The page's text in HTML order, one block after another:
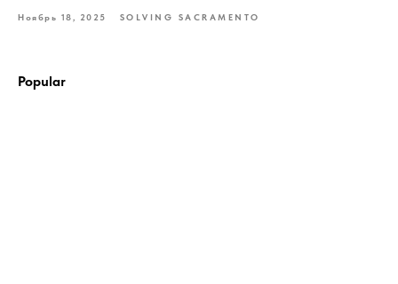
Ноябрь 18, 2025 SOLVING SACRAMENTO
Popular